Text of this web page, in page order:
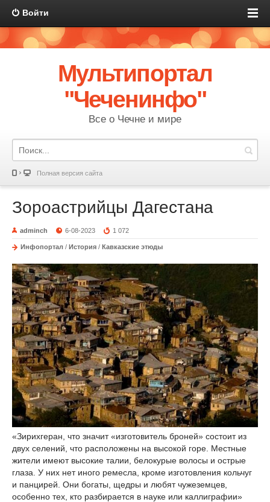
Войти
Мультипортал
"Чеченинфо"
Все о Чечне и мире
Полная версия сайта
Зороастрийцы Дагестана
adminch 6-08-2023 1 072
Инфопортал / История / Кавказские этюды
«Зирихгеран, что значит «изготовитель броней» состоит из
двух селений, что расположены на высокой горе. Местные
жители имеют высокие талии, белокурые волосы и острые
глаза. У них нет иного ремесла, кроме изготовления кольчуг
и панцирей. Они богаты, щедры и любят чужеземцев,
особенно тех, кто разбирается в науке или каллиграфии»